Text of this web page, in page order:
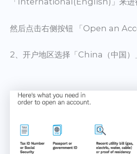
然后点击右侧按钮 「Open an
2、开户地区选择「China（中国）